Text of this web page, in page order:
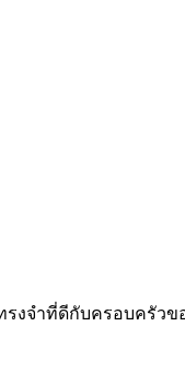
รงจำที่ดีกับครอบครัว